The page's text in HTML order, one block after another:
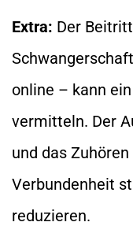
Extra: Der
online – kann
vermitteln. Der
und das
Verbundenheit
reduzieren.